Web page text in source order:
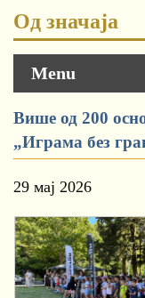
Од значаја
Menu
Више од 200
„Играма без
29 мај 2026